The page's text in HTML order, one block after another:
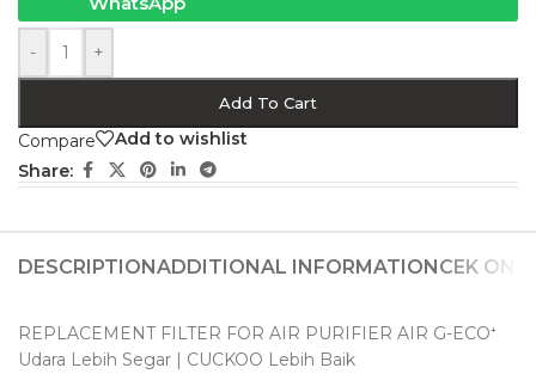
- +
Add To Cart
Compare
Add to wishlist
Share:
DESCRIPTION ADDITIONAL INFORMATION CEK
REPLACEMENT FILTER FOR AIR PURIFIER AIR G-ECO⁺
Udara Lebih Segar | CUCKOO Lebih Baik